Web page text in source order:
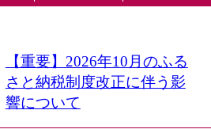
【重要】2026年10月のふる
さと納税制度改正に伴う影
響について